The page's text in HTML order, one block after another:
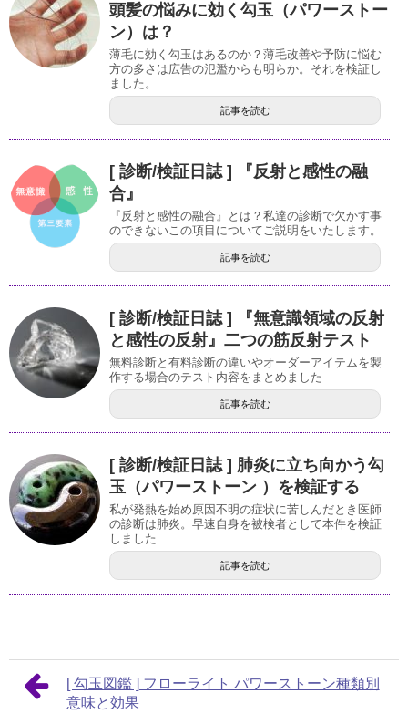
頭髪の悩みに効く勾玉（パワーストー
ン）は？
薄毛に効く勾玉はあるのか？薄毛改善や予防に悩む
方の多さは広告の氾濫からも明らか。それを検証し
ました。
記事を読む
[ 診断/検証日誌 ] 『反射と感性の融
合』
『反射と感性の融合』とは？私達の診断で欠かす事
のできないこの項目についてご説明をいたします。
記事を読む
[ 診断/検証日誌 ] 『無意識領域の反射
と感性の反射』二つの筋反射テスト
無料診断と有料診断の違いやオーダーアイテムを製
作する場合のテスト内容をまとめました
記事を読む
[ 診断/検証日誌 ] 肺炎に立ち向かう勾
玉（パワーストーン ）を検証する
私が発熱を始め原因不明の症状に苦しんだとき医師
の診断は肺炎。早速自身を被検者として本件を検証
しました
記事を読む
[ 勾玉図鑑 ] フローライト パワーストーン種類別
意味と効果